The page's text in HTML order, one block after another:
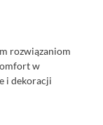
rozwiązaniom
w
i dekoracji